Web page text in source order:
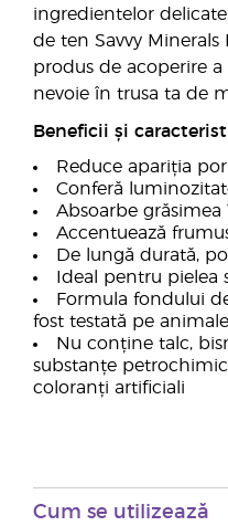
ingredientelor
de ten Savvy Minerals
produs de acoperire
nevoie în trusa ta de
Beneficii și
Reduce apariția
Conferă
Absoarbe grăsimea
Accentuează
De lungă durată,
Ideal pentru pielea
Formula fondului
fost testată pe animale
Nu conține talc,
substanțe
coloranți artificiali
Cum se utilizează